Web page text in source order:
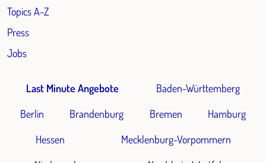
Topics A-Z
Press
Jobs
Last Minute Angebote
Baden-Württemberg
Berlin
Brandenburg Bremen
Hamburg
Hessen
Mecklenburg-Vorpommern